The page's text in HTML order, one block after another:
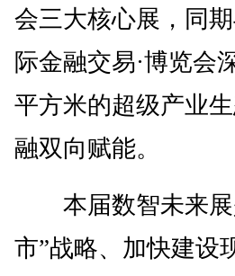
会三大核心展，同
际金融交易·博览会
平方米的超级产业
融双向赋能。
本届数智未来展
市”战略、加快建设